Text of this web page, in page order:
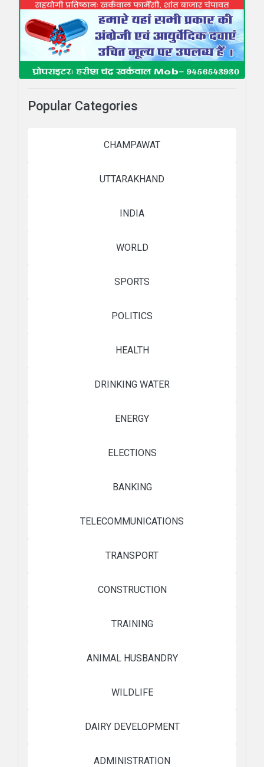
Popular Categories
CHAMPAWAT
UTTARAKHAND
INDIA
WORLD
SPORTS
POLITICS
HEALTH
DRINKING WATER
ENERGY
ELECTIONS
BANKING
TELECOMMUNICATIONS
TRANSPORT
CONSTRUCTION
TRAINING
ANIMAL HUSBANDRY
WILDLIFE
DAIRY DEVELOPMENT
ADMINISTRATION